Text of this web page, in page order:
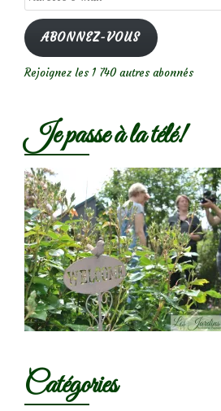
e-
mail
ABONNEZ-VOUS
Rejoignez les 1 740 autres abonnés
Je passe à la télé!
Catégories